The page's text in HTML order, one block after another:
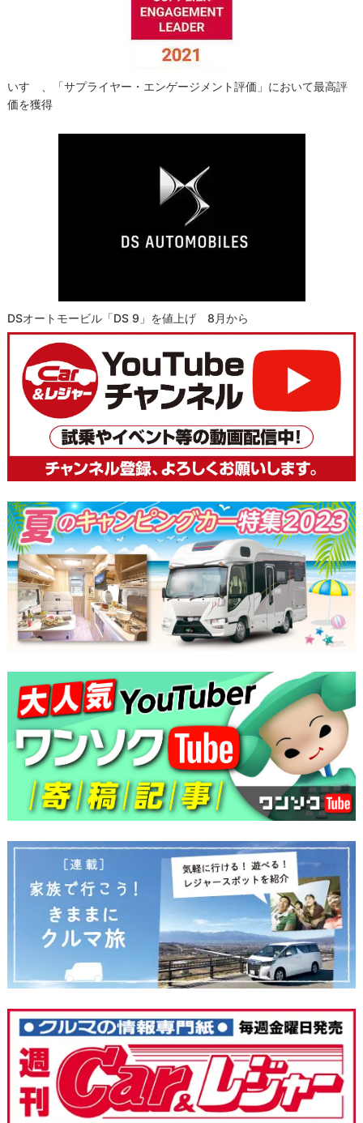
いすゞ、「サプライヤー・エンゲージメント評価」において最高評
価を獲得
DSオートモービル「DS 9」を値上げ 8月から